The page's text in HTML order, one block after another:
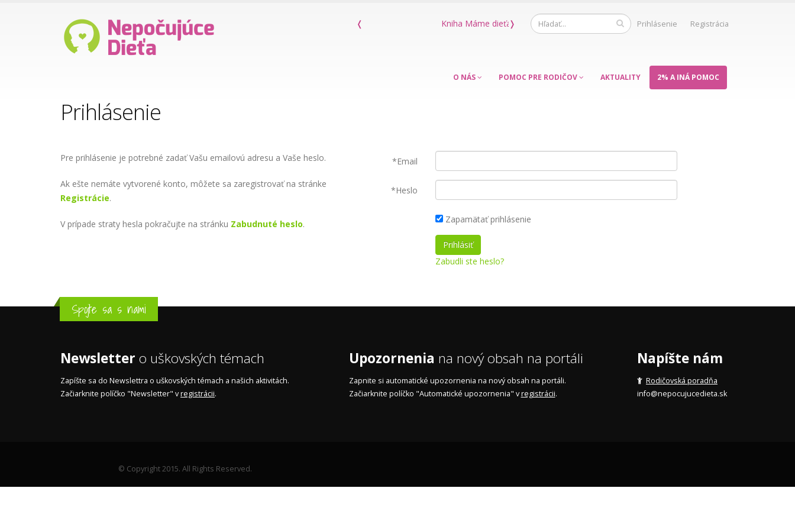
Prihlásenie Registrácia
❬ Kniha Máme dieťa s poruchou sluchu ❭
O NÁS POMOC PRE RODIČOV AKTUALITY 2% A INÁ POMOC
Prihlásenie
Pre prihlásenie je potrebné zadať Vašu emailovú adresu a Vaše heslo.
Ak ešte nemáte vytvorené konto, môžete sa zaregistrovať na stránke
Registrácie.
V prípade straty hesla pokračujte na stránku Zabudnuté heslo.
*Email
*Heslo
Zapamätať prihlásenie
Zabudli ste heslo?
Spojte sa s nami
Newsletter o uškovských témach
Zapíšte sa do Newslettra o uškovských témach a našich aktivitách.
Začiarknite políčko "Newsletter" vregistrácii.
Upozornenia na nový obsah na portáli
Zapnite si automatické upozornenia na nový obsah na portáli.
Začiarknite políčko "Automatické upozornenia" vregistrácii.
Napíšte nám
Rodičovská poradňa
info@nepocujucedieta.sk
© Copyright 2015. All Rights Reserved.